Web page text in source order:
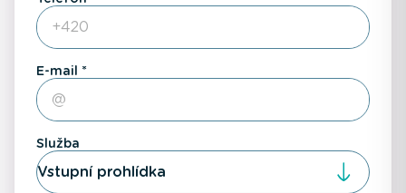
E-mail
Služba
Vstupní prohlídka